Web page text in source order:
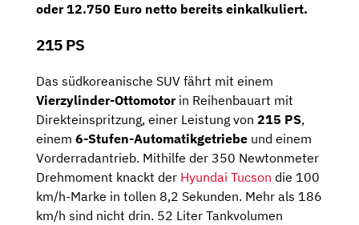
oder12.750 Euro netto bereits einkalkuliert.
215 PS
Das südkoreanische SUV fährt mit einem
Vierzylinder-Ottomotorin Reihenbauart mit
Direkteinspritzung, einer Leistung von 215 PS,
einem 6-Stufen-Automatikgetriebe und einem
Vorderradantrieb. Mithilfe der 350 Newtonmeter
Drehmoment knackt der Hyundai Tucson die 100
km/h-Marke in tollen 8,2 Sekunden. Mehr als 186
km/h sind nicht drin. 52 Liter Tankvolumen